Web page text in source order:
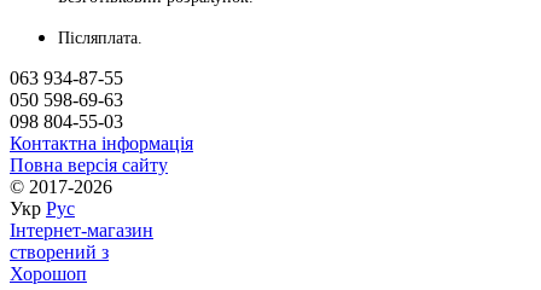
Післяплата.
063 934-87-55
050 598-69-63
098 804-55-03
Контактна інформація
Повна версія сайту
© 2017-2026
Укр Рус
Інтернет-магазин
створений з
Хорошоп